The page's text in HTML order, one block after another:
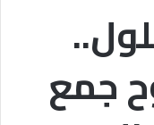
جمع